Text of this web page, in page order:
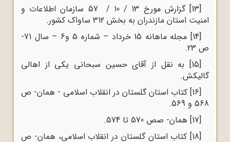
[13]
گزارش مورخ 13 / 10 / 57 سازمان اطلاعات و
امنیت استان مازندران به بخش 312 ساواک کشور.
[14]
مجله ماهانه 15 خرداد – شماره 5 و6 – سال 71-
ص 23.
[15] به نقل از آقای حسین سبحانی یکی از اهالی
گالیکش.
[16] کتاب استان گلستان در انقلاب اسلامی - همان- ص
568 و 569.
[17] همان- صص 570 تا 574.
[18] کتاب استان گلستان در انقلاب اسلامی، همان- ص